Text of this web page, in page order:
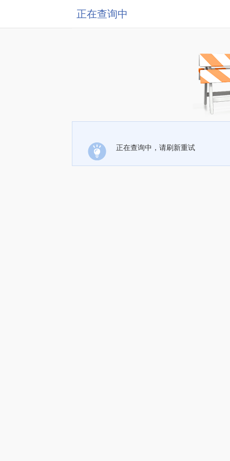
正在查询中
正在查询中，请刷新重试